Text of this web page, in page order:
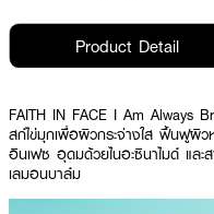
Product Detail
FAITH IN FACE I Am Always
สก์ไข่มุกเพื่อผิวกระจ่างใส ฟื้นฟูผิ
อินเฟซ อุดมด้วยไนอะซินาไมด์ แล
เลมอนบาล์ม